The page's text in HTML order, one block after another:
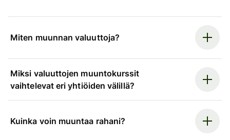
Miten muunnan valuuttoja?
Miksi valuuttojen muuntokurssit
vaihtelevat eri yhtiöiden välillä?
Kuinka voin muuntaa rahani?